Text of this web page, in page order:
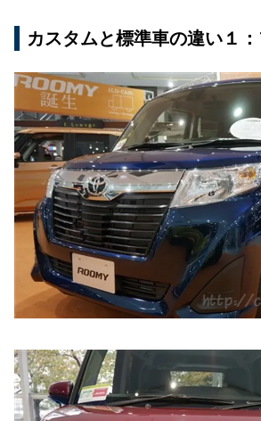
イドからのデザイン
■標準モデルのリヤからのデ
■カスタムのリヤからのデザ
リヤコンビネーションランプ
も注目
カスタムと標準車の違い１